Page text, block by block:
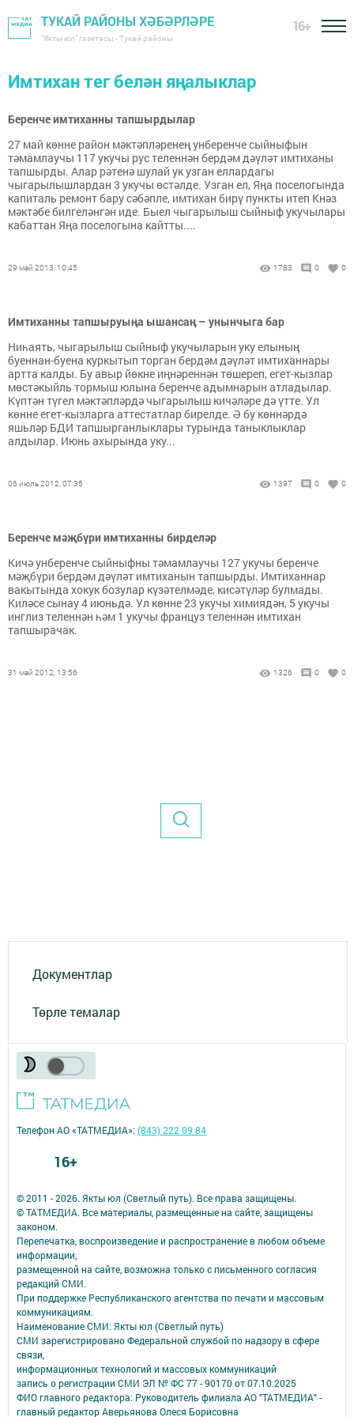
ТУКАЙ РАЙОНЫ ХӘБӘРЛӘРЕ
"Якты юл" газетасы - Тукай районы
16+
Имтихан тег белән яңалыклар
Беренче имтиханны тапшырдылар
27 май көнне район мәктәпләренең унберенче сыйныфын
тәмамлаучы 117 укучы рус теленнән бердәм дәүләт имтиханы
тапшырды. Алар рәтенә шулай ук узган еллардагы
чыгарылышлардан 3 укучы өстәлде. Узган ел, Яңа поселогында
капиталь ремонт бару сәбәпле, имтихан бирү пункты итеп Кнәз
мәктәбе билгеләнгән иде. Быел чыгарылыш сыйныф укучылары
кабаттан Яңа поселогына кайтты....
29 май 2013, 10:45 1783 0 0
Имтиханны тапшыруыңа ышансаң – унынчыга бар
Ниһаять, чыгарылыш сыйныф укучыларын уку елының
буеннан-буена куркытып торган бердәм дәүләт имтиханнары
артта калды. Бу авыр йөкне иңнәреннән төшереп, егет-кызлар
мөстәкыйль тормыш юлына беренче адымнарын атладылар.
Күптән түгел мәктәпләрдә чыгарылыш кичәләре дә үтте. Ул
көнне егет-кызларга аттестатлар бирелде. Ә бу көннәрдә
яшьләр БДИ тапшырганлыклары турында таныклыклар
алдылар. Июнь ахырында уку...
06 июль 2012, 07:35 1397 0 0
Беренче мәҗбүри имтиханны бирделәр
Кичә унберенче сыйныфны тәмамлаучы 127 укучы беренче
мәҗбүри бердәм дәүләт имтиханын тапшырды. Имтиханнар
вакытында хокук бозулар күзәтелмәде, кисәтүләр булмады.
Киләсе сынау 4 июньдә. Ул көнне 23 укучы химиядән, 5 укучы
инглиз теленнән һәм 1 укучы француз теленнән имтихан
тапшырачак.
31 май 2012, 13:56 1326 0 0
Документлар
Төрле темалар
© 2011 - 2026. Якты юл (Светлый путь). Все права защищены.
© ТАТМЕДИА. Все материалы, размещенные на сайте, защищены
законом.
Перепечатка, воспроизведение и распространение в любом объеме
информации,
размещенной на сайте, возможна только с письменного согласия
редакций СМИ.
При поддержке Республиканского агентства по печати и массовым
коммуникациям.
Наименование СМИ: Якты юл (Светлый путь)
СМИ зарегистрировано Федеральной службой по надзору в сфере
связи,
информационных технологий и массовых коммуникаций
запись о регистрации СМИ ЭЛ № ФС 77 - 90170 от 07.10.2025
ФИО главного редактора: Руководитель филиала АО "ТАТМЕДИА" -
главный редактор Аверьянова Олеся Борисовна
Телефон АО «ТАТМЕДИА»:(843) 222 09 84
16+